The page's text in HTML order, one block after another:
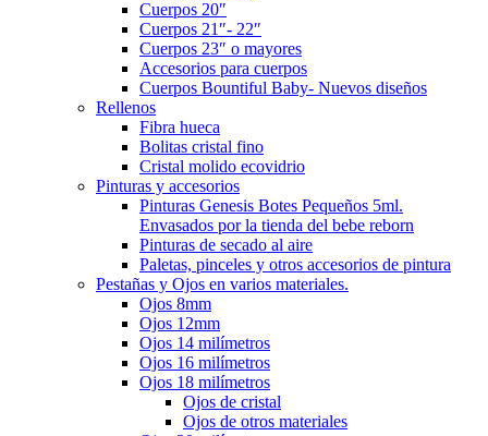
Cuerpos 20″
Cuerpos 21″- 22″
Cuerpos 23″ o mayores
Accesorios para cuerpos
Cuerpos Bountiful Baby- Nuevos diseños
Rellenos
Fibra hueca
Bolitas cristal fino
Cristal molido ecovidrio
Pinturas y accesorios
Pinturas Genesis Botes Pequeños 5ml.
Envasados por la tienda del bebe reborn
Pinturas de secado al aire
Paletas, pinceles y otros accesorios de pintura
Pestañas y Ojos en varios materiales.
Ojos 8mm
Ojos 12mm
Ojos 14 milímetros
Ojos 16 milímetros
Ojos 18 milímetros
Ojos de cristal
Ojos de otros materiales